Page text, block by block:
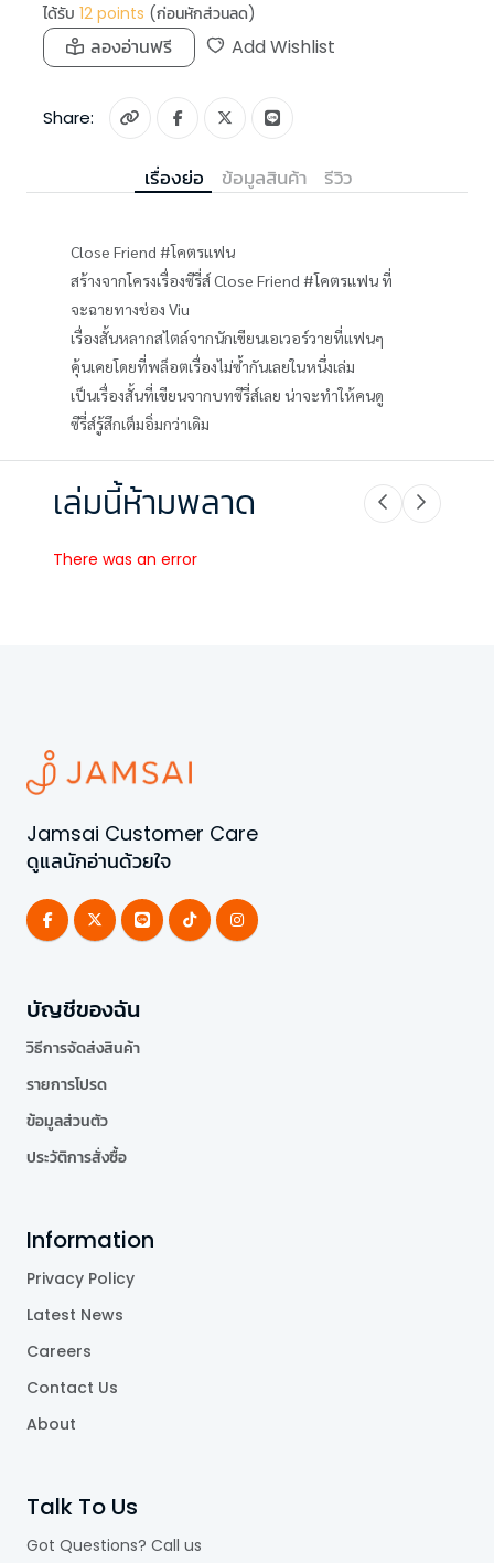
ได้รับ 12 points (ก่อนหักส่วนลด)
ลองอ่านฟรี Add Wishlist
Share:
เรื่องย่อ ข้อมูลสินค้า รีวิว
Close Friend #โคตรแฟน
สร้างจากโครงเรื่องซีรี่ส์ Close Friend #โคตรแฟน ที่
จะฉายทางช่อง Viu
เรื่องสั้นหลากสไตล์จากนักเขียนเอเวอร์วายที่แฟนๆ
คุ้นเคยโดยที่พล็อตเรื่องไม่ซ้ำกันเลยในหนึ่งเล่ม
เป็นเรื่องสั้นที่เขียนจากบทซีรี่ส์เลย น่าจะทำให้คนดู
ซีรี่ส์รู้สึกเต็มอิ่มกว่าเดิม
เล่มนี้ห้ามพลาด
There was an error
Jamsai Customer Care
ดูแลนักอ่านด้วยใจ
บัญชีของฉัน
วิธีการจัดส่งสินค้า
รายการโปรด
ข้อมูลส่วนตัว
ประวัติการสั่งซื้อ
Information
Privacy Policy
Latest News
Careers
Contact Us
About
Talk To Us
Got Questions? Call us